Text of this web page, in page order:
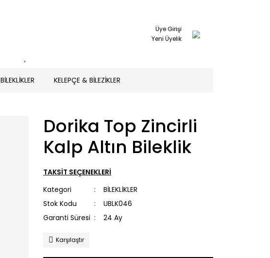
Üye Girişi
Yeni Üyelik
BİLEKLİKLER KELEPÇE & BİLEZİKLER
Dorika Top Zincirli
Kalp Altın Bileklik
TAKSİT SEÇENEKLERİ
Kategori
BİLEKLİKLER
Stok Kodu
UBLK046
Garanti Süresi
24 Ay
Karşılaştır